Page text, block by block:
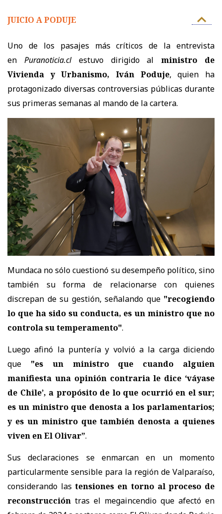
JUICIO A PODUJE
Uno de los pasajes más críticos de la entrevista
en Puranoticia.clestuvo dirigido alministro de
Vivienda y Urbanismo, Iván Poduje, quien ha
protagonizado diversas controversias públicas durante
sus primeras semanas al mando de la cartera.
Mundaca no sólo cuestionó su desempeño político, sino
también su forma de relacionarse con quienes
discrepan de su gestión, señalando que"recogiendo
lo que ha sido su conducta, es un ministro que no
controla su temperamento".
Luego afinó la puntería y volvió a la carga diciendo
que "es un ministro que cuando alguien
manifiesta una opinión contraria le dice ‘váyase
de Chile’, a propósito de lo que ocurrió en el sur;
es un ministro que denosta a los parlamentarios;
y es un ministro que también denosta a quienes
viven en El Olivar”.
Sus declaraciones se enmarcan en un momento
particularmente sensible para la región de Valparaíso,
considerando lastensiones en torno al proceso de
reconstrucción tras el megaincendio que afectó en